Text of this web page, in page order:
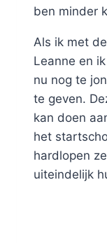
ben minder
Als ik met
Leanne en
nu nog te
te geven.
kan doen
het
hardlopen
uiteindelijk